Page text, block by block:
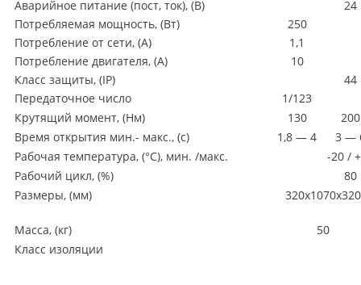
Аварийное питание (пост, ток), (В)
24
Потребляемая мощность, (Вт)
250
Потребление от сети, (А)
1,1
Потребление двигателя, (А)
10
Класс защиты, (IP)
44
Передаточное число
1/123
Крутящий момент, (Нм) 130
200
Время открытия мин.- макс., (с) 1,8 — 4
3 —
Рабочая температура, (°С), мин. /макс.
-20 /
Рабочий цикл, (%)
80
Размеры, (мм) 320x1070x320
Масса, (кг)
50
Класс изоляции